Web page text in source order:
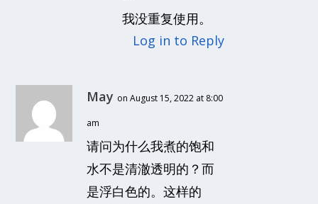
我没重复使用。
Log in to Reply
May on August 15, 2022 at 8:00
am
请问为什么我煮的饱和
水不是清澈透明的？而
是浮白色的。这样的